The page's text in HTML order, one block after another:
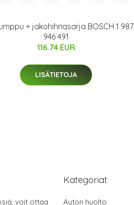
+ jakohihnasarja BOSCH 1 987
946 491
116.74 EUR
LISÄTIETOJA
voit ottaa
Kategoriat
Auton huolto